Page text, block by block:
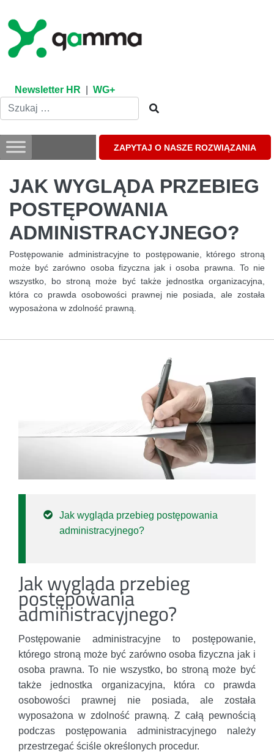
content
Newsletter HR WG+
ZAPYTAJ O NASZE ROZWIĄZANIA
JAK WYGLĄDA PRZEBIEG
POSTĘPOWANIA
ADMINISTRACYJNEGO?
Postępowanie administracyjne to postępowanie, którego stroną
może być zarówno osoba fizyczna jak i osoba prawna. To nie
wszystko, bo stroną może być także jednostka organizacyjna,
która co prawda osobowości prawnej nie posiada, ale została
wyposażona w zdolność prawną.
Jak wygląda przebieg postępowania
administracyjnego?
Jak wygląda przebieg
postępowania
administracyjnego?
Postępowanie administracyjne to postępowanie,
którego stroną może być zarówno osoba fizyczna jak i
osoba prawna. To nie wszystko, bo stroną może być
także jednostka organizacyjna, która co prawda
osobowości prawnej nie posiada, ale została
wyposażona w zdolność prawną. Z całą pewnością
podczas postępowania administracyjnego należy
przestrzegać ściśle określonych procedur.